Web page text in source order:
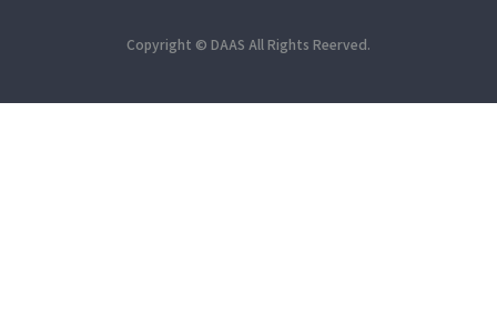
Copyright © DAAS All Rights Reerved.